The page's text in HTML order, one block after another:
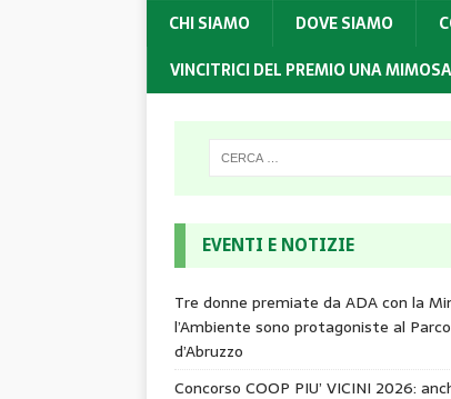
CHI SIAMO DOVE SIAMO
VINCITRICI DEL PREMIO UNA
EVENTI E NOTIZIE
Tre donne premiate da ADA con la
l’Ambiente sono protagoniste al
d’Abruzzo
Concorso COOP PIU’ VICINI 2026: